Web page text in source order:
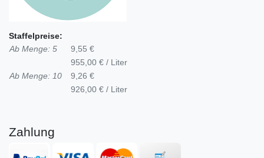
Staffelpreise:
Ab Menge: 5
9,55 €
955,00 € / Liter
Ab Menge: 10
9,26 €
926,00 € / Liter
Zahlung